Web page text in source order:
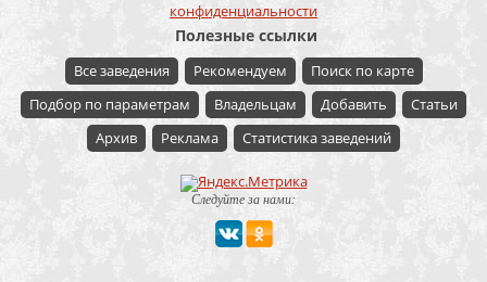
конфиденциальности
Полезные ссылки
Все заведения Рекомендуем
Поиск по карте
Подбор по параметрам
Владельцам Добавить
Статьи
Архив
Реклама Статистика заведений
Следуйте за нами: